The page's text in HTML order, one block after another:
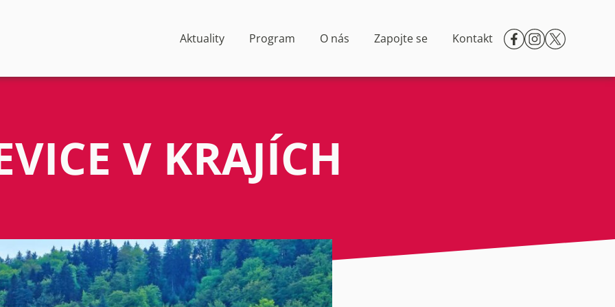
Aktuality Program O nás Zapojte se Kontakt
V KRAJÍCH